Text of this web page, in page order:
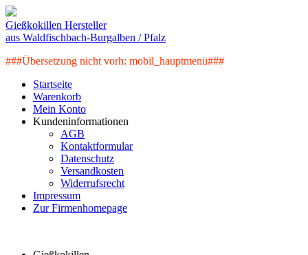
Gießkokillen Hersteller
aus Waldfischbach-Burgalben / Pfalz
###Übersetzung nicht vorh: mobil_hauptmenü###
Startseite
Warenkorb
Mein Konto
Kundeninformationen
AGB
Kontaktformular
Datenschutz
Versandkosten
Widerrufsrecht
Impressum
Zur Firmenhomepage